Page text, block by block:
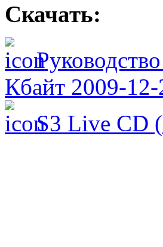
Скачать:
Кбайт 2009-
S3 Live CD (